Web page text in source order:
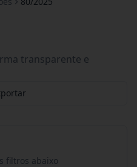
transparente e
filtros abaixo